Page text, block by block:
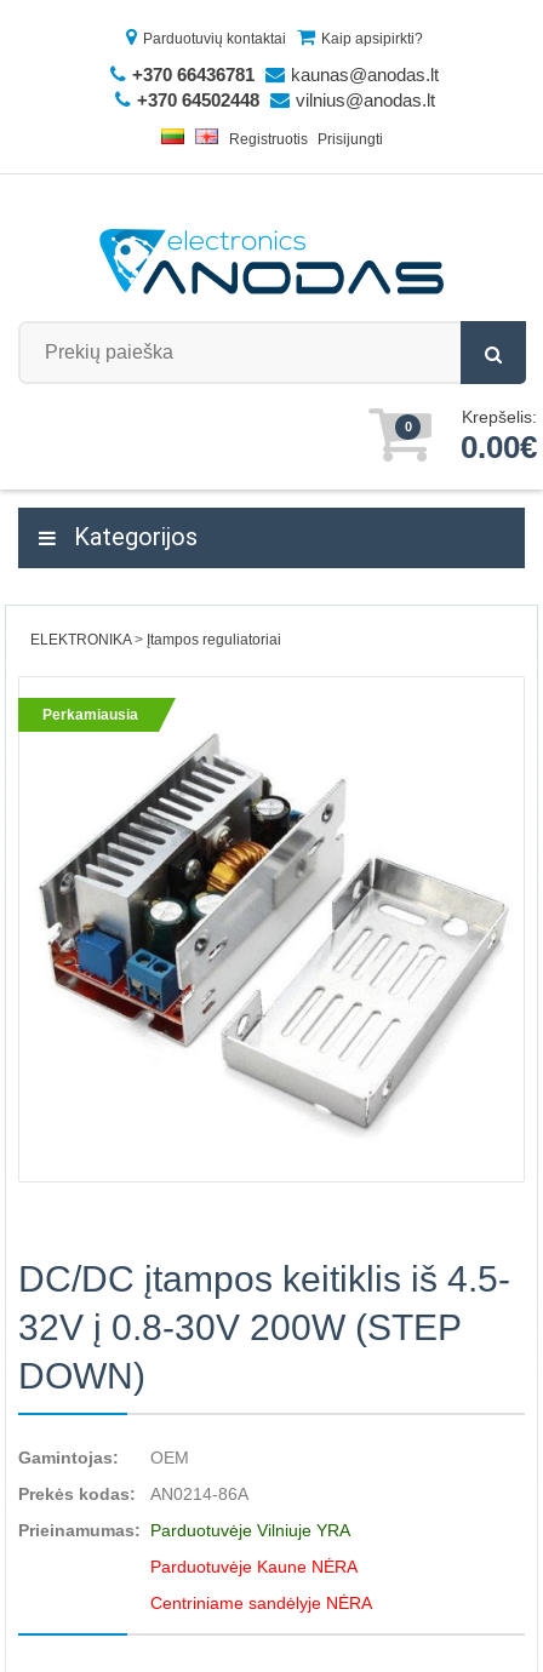
Parduotuvių kontaktai Kaip apsipirkti?
+370 66436781
kaunas@anodas.lt
+370 64502448
vilnius@anodas.lt
Registruotis Prisijungti
0 Krepšelis:
0.00€
Kategorijos
ELEKTRONIKA Įtampos reguliatoriai
Perkamiausia
DC/DC įtampos keitiklis iš 4.5-
32V į 0.8-30V 200W (STEP
DOWN)
Gamintojas:
OEM
Prekės kodas:
AN0214-86A
Prieinamumas:
Parduotuvėje Vilniuje YRA
Parduotuvėje Kaune NĖRA
Centriniame sandėlyje NĖRA